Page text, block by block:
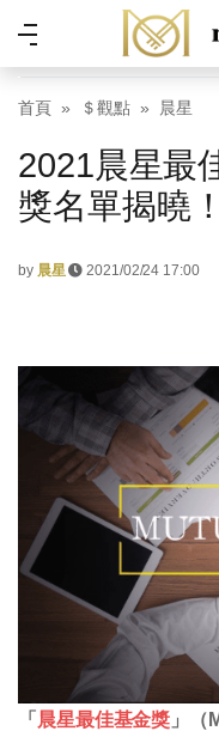
Skip to main content
功
能
表
首頁 ＄觀點 晨星
2021晨星最
獎名單揭曉！
by 晨星 2021/02/24 17:00
「 晨星最佳基金獎 」